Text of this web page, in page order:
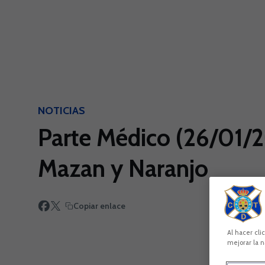
NOTICIAS
Parte Médico (26/01/
Mazan y Naranjo
Copiar enlace
Al hacer
mejorar la